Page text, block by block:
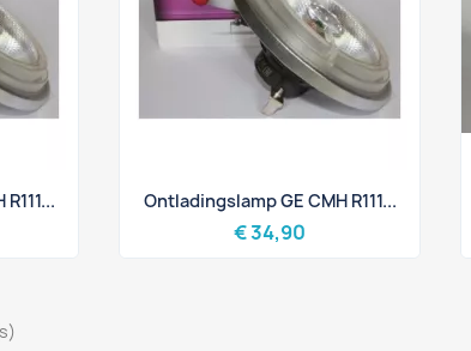
Snel bekijken
Ontladingslamp GE CMH R111...
€ 34,90